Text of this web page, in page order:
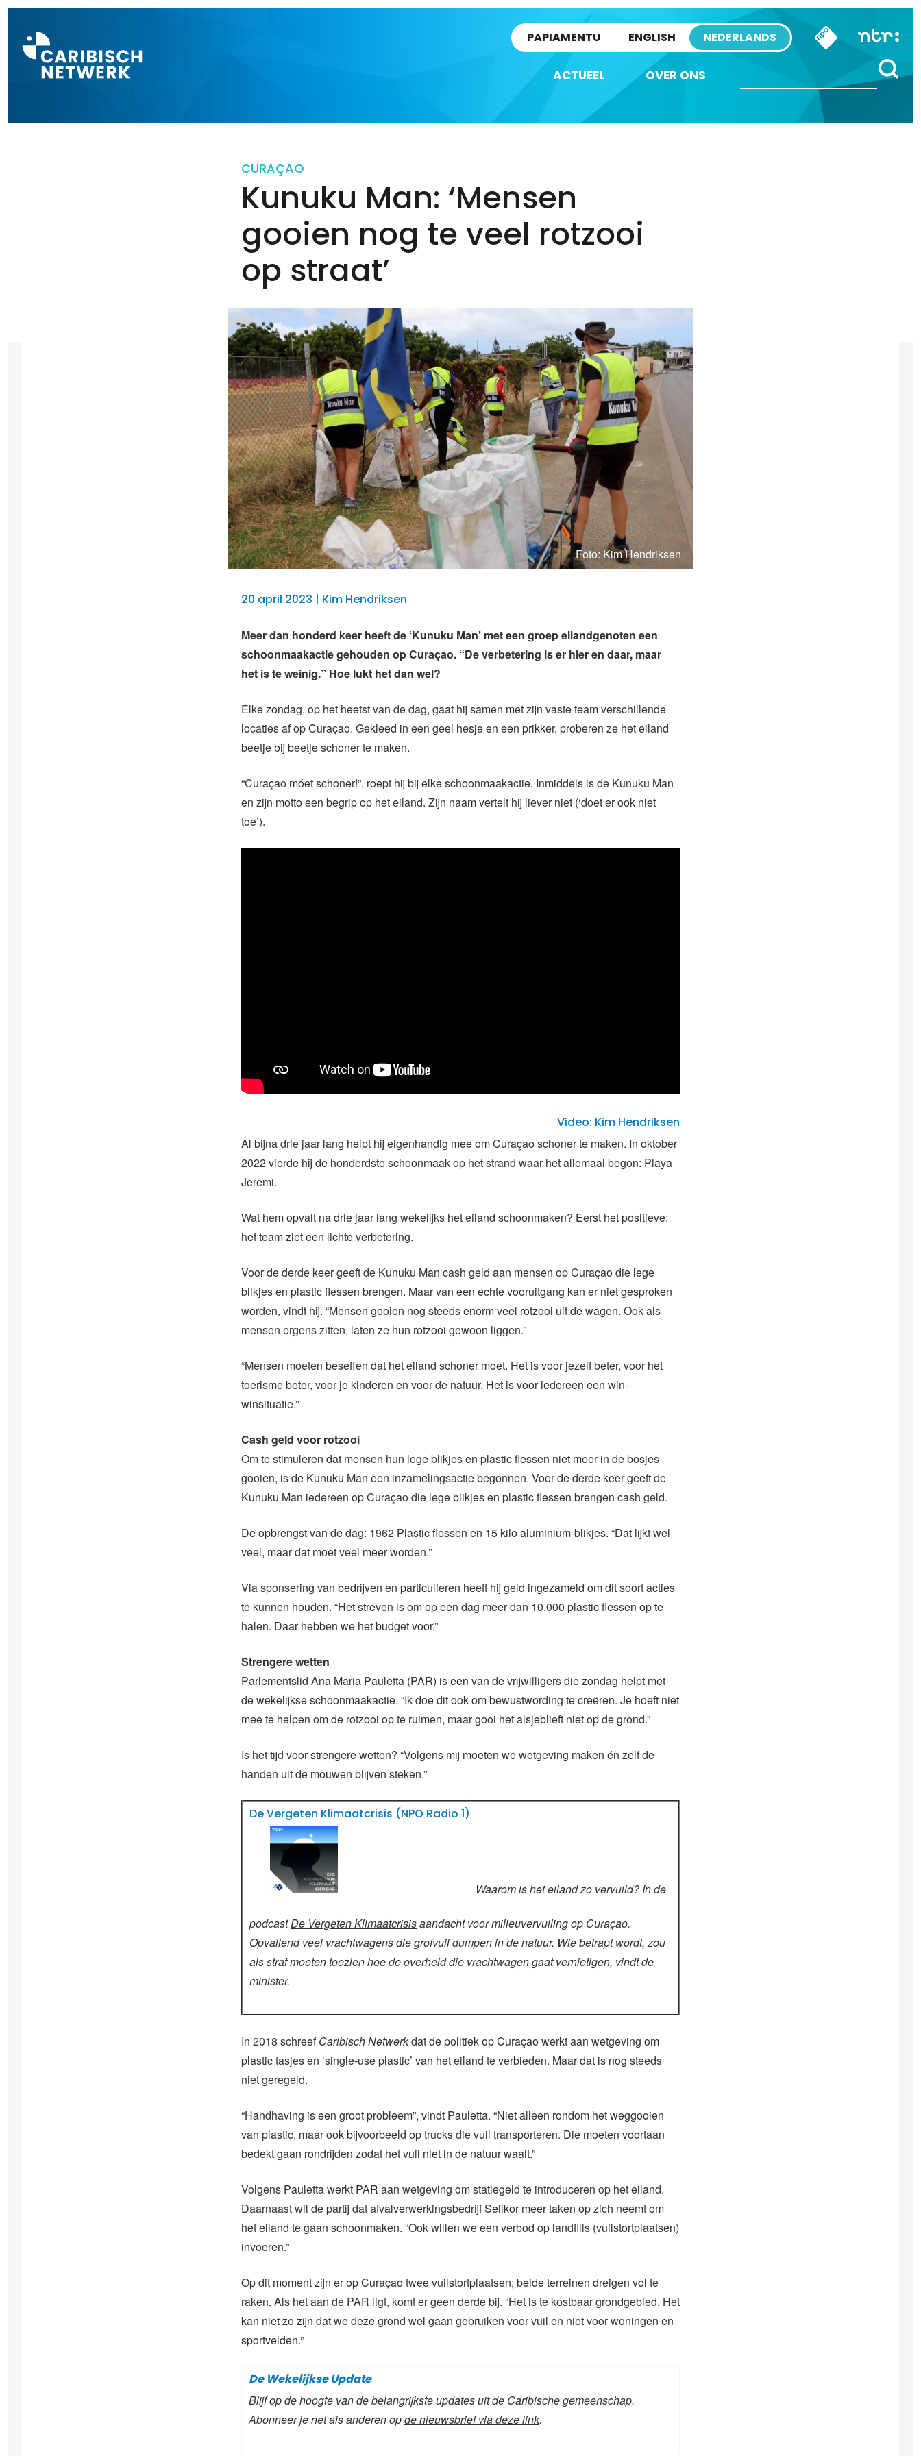
PAPIAMENTU ENGLISH NEDERLANDS
ACTUEEL OVER ONS
CURAÇAO
Kunuku Man: ‘Mensen
gooien nog te veel rotzooi
op straat’
Foto: Kim Hendriksen
20 april 2023 | Kim Hendriksen
Meer dan honderd keer heeft de ‘Kunuku Man’ met een groep eilandgenoten een
schoonmaakactie gehouden op Curaçao. “De verbetering is er hier en daar, maar
het is te weinig.” Hoe lukt het dan wel?
Elke zondag, op het heetst van de dag, gaat hij samen met zijn vaste team verschillende
locaties af op Curaçao. Gekleed in een geel hesje en een prikker, proberen ze het eiland
beetje bij beetje schoner te maken.
“Curaçao móet schoner!”, roept hij bij elke schoonmaakactie. Inmiddels is de Kunuku Man
en zijn motto een begrip op het eiland. Zijn naam vertelt hij liever niet (‘doet er ook niet
toe’).
Video: Kim Hendriksen
Al bijna drie jaar lang helpt hij eigenhandig mee om Curaçao schoner te maken. In oktober
2022 vierde hij de honderdste schoonmaak op het strand waar het allemaal begon: Playa
Jeremi.
Wat hem opvalt na drie jaar lang wekelijks het eiland schoonmaken? Eerst het positieve:
het team ziet een lichte verbetering.
Voor de derde keer geeft de Kunuku Man cash geld aan mensen op Curaçao die lege
blikjes en plastic flessen brengen. Maar van een echte vooruitgang kan er niet gesproken
worden, vindt hij. “Mensen gooien nog steeds enorm veel rotzooi uit de wagen. Ook als
mensen ergens zitten, laten ze hun rotzooi gewoon liggen.”
“Mensen moeten beseffen dat het eiland schoner moet. Het is voor jezelf beter, voor het
toerisme beter, voor je kinderen en voor de natuur. Het is voor iedereen een win-
winsituatie.”
Cash geld voor rotzooi
Om te stimuleren dat mensen hun lege blikjes en plastic flessen niet meer in de bosjes
gooien, is de Kunuku Man een inzamelingsactie begonnen. Voor de derde keer geeft de
Kunuku Man iedereen op Curaçao die lege blikjes en plastic flessen brengen cash geld.
De opbrengst van de dag: 1962 Plastic flessen en 15 kilo aluminium-blikjes. “Dat lijkt wel
veel, maar dat moet veel meer worden.”
Via sponsering van bedrijven en particulieren heeft hij geld ingezameld om dit soort acties
te kunnen houden. “Het streven is om op een dag meer dan 10.000 plastic flessen op te
halen. Daar hebben we het budget voor.”
Strengere wetten
Parlementslid Ana Maria Pauletta (PAR) is een van de vrijwilligers die zondag helpt met
de wekelijkse schoonmaakactie. “Ik doe dit ook om bewustwording te creëren. Je hoeft niet
mee te helpen om de rotzooi op te ruimen, maar gooi het alsjeblieft niet op de grond.”
Is het tijd voor strengere wetten? “Volgens mij moeten we wetgeving maken én zelf de
handen uit de mouwen blijven steken.”
De Vergeten Klimaatcrisis (NPO Radio 1)
Waarom is het eiland zo vervuild? In de
podcastDe Vergeten Klimaatcrisisaandacht voor milieuvervuiling op Curaçao.
Opvallend veel vrachtwagens die grofvuil dumpen in de natuur. Wie betrapt wordt, zou
als straf moeten toezien hoe de overheid die vrachtwagen gaat vernietigen, vindt de
minister.
In 2018 schreefCaribisch Netwerkdat de politiek op Curaçao werkt aan wetgeving om
plastic tasjes en ‘single-use plastic’ van het eiland te verbieden. Maar dat is nog steeds
niet geregeld.
“Handhaving is een groot probleem”, vindt Pauletta. “Niet alleen rondom het weggooien
van plastic, maar ook bijvoorbeeld op trucks die vuil transporteren. Die moeten voortaan
bedekt gaan rondrijden zodat het vuil niet in de natuur waait.”
Volgens Pauletta werkt PAR aan wetgeving om statiegeld te introduceren op het eiland.
Daarnaast wil de partij dat afvalverwerkingsbedrijf Selikor meer taken op zich neemt om
het eiland te gaan schoonmaken. “Ook willen we een verbod op landfills (vuilstortplaatsen)
invoeren.”
Op dit moment zijn er op Curaçao twee vuilstortplaatsen; beide terreinen dreigen vol te
raken. Als het aan de PAR ligt, komt er geen derde bij. “Het is te kostbaar grondgebied. Het
kan niet zo zijn dat we deze grond wel gaan gebruiken voor vuil en niet voor woningen en
sportvelden.”
De Wekelijkse Update
Blijf op de hoogte van de belangrijkste updates uit de Caribische gemeenschap.
Abonneer je net als anderen opde nieuwsbrief via deze link.